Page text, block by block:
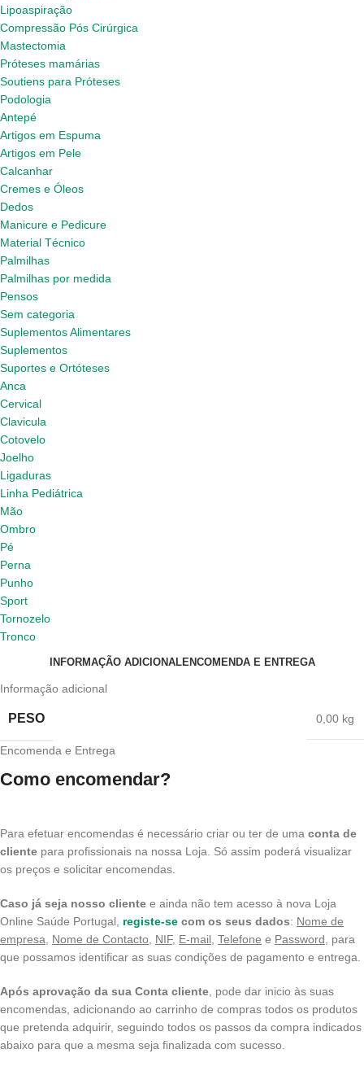
Lipoaspiração
Compressão Pós Cirúrgica
Mastectomia
Próteses mamárias
Soutiens para Próteses
Podologia
Antepé
Artigos em Espuma
Artigos em Pele
Calcanhar
Cremes e Óleos
Dedos
Manicure e Pedicure
Material Técnico
Palmilhas
Palmilhas por medida
Pensos
Sem categoria
Suplementos Alimentares
Suplementos
Suportes e Ortóteses
Anca
Cervical
Clavicula
Cotovelo
Joelho
Ligaduras
Linha Pediátrica
Mão
Ombro
Pé
Perna
Punho
Sport
Tornozelo
Tronco
INFORMAÇÃO ADICIONALENCOMENDA E ENTREGA
Informação adicional
PESO 0,00 kg
Encomenda e Entrega
Como encomendar?
Para efetuar encomendas é necessário criar ou ter de uma conta de
cliente para profissionais na nossa Loja. Só assim poderá visualizar
os preços e solicitar encomendas.
Caso já seja nosso cliente e ainda não tem acesso à nova Loja
Online Saúde Portugal, registe-se com os seus dados: Nome de
empresa, Nome de Contacto, NIF, E-mail, Telefone e Password, para
que possamos identificar as suas condições de pagamento e entrega.
Após aprovação da sua Conta cliente, pode dar inicio às suas
encomendas, adicionando ao carrinho de compras todos os produtos
que pretenda adquirir, seguindo todos os passos da compra indicados
abaixo para que a mesma seja finalizada com sucesso.